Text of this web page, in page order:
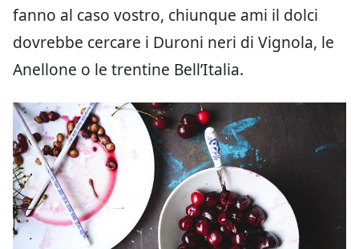
fanno al caso vostro, chiunque ami il dolci
dovrebbe cercare i Duroni neri di Vignola, le
Anellone o le trentine Bell’Italia.